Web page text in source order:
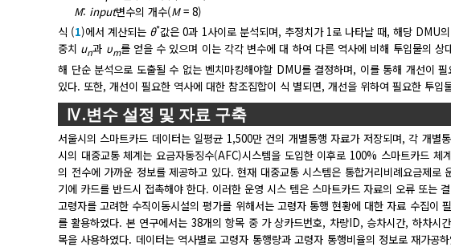
M: input변수의 개수(M= 8)
식 (1)에서 계산되는 θ*값은 0과 1사이로 분석되며, 추정치가 1로 나타날 때, 해당 DMU
중치 un과 υm를 얻을 수 있으며 이는 각각 변수에 대 하여 다른 역사에 비해 투입물의
해 단순 분석으로 도출될 수 없는 벤치마킹해야할 DMU를 결정하며, 이를 통해 개선
있다. 또한, 개선이 필요한 역사에 대한 참조집합이 식 별되면, 개선을 위하여 필요한 투입
Ⅳ.변수 설정 및 자료 구축
서울시의 스마트카드 데이터는 일평균 1,500만 건의 개별통행 자료가 저장되며, 각 개
시의 대중교통 체계는 요금자동징수(AFC)시스템을 도입한 이후로 100% 스마트카드
의 전수에 가까운 정보를 제공하고 있다. 현재 대중교통 시스템은 통합거리비례요금제
기에 카드를 반드시 접촉해야 한다. 이러한 운영 시스 템은 스마트카드 자료의 오류 또는
고령자를 고려한 수직이동시설의 평가를 위해서는 고령자 통행 현황에 대한 자료 수집이
를 활용하였다. 본 연구에서는 38개의 항목 중 가 상카드번호, 차량ID, 승차시간, 하차
목을 사용하였다. 데이터는 역사별로 고령자 통행량과 고령자 통행비율의 정보로 재가